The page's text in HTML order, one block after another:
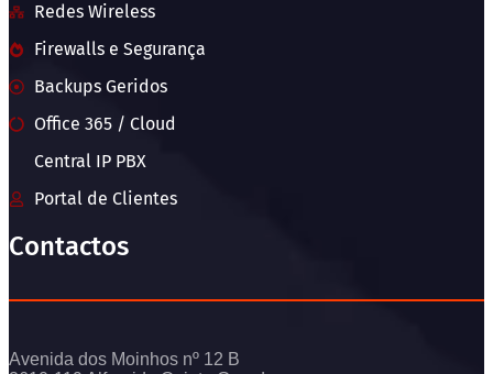
Redes Wireless
Firewalls e Segurança
Backups Geridos
Office 365 / Cloud
Central IP PBX
Portal de Clientes
Contactos
Avenida dos Moinhos nº 12 B